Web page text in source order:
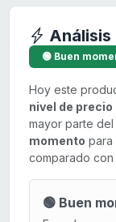
Análisis
🟢 Buen
Hoy este
nivel de
mayor parte del
momento para
comparado con
🟢 Buen